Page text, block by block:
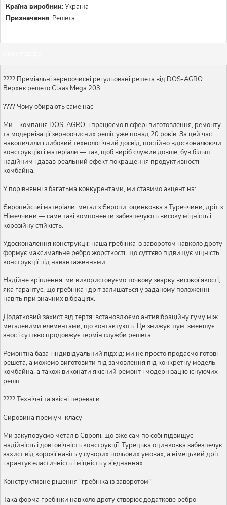
Країна виробник:Україна
Призначення: Решета
???? Преміальні зерноочисні регульовані решета від DOS-AGRO.
Верхнє решето Claas Mega 203.
???? Чому обирають саме нас
Ми – компанія DOS-AGRO, і працюємо в сфері виготовлення, ремонту
та модернізації зерноочисних решіт уже понад 20 років. За цей час
накопичили глибокий технологічний досвід, постійно вдосконалюючи
конструкцію і матеріали — так, щоб виріб служив довше, був більш
надійним і давав реальний ефект покращення продуктивності
комбайна.
У порівнянні з багатьма конкурентами, ми ставимо акцент на:
Європейські матеріали: метал з Європи, оцинковка з Туреччини, дріт з
Німеччини — саме такі компоненти забезпечують високу міцність і
корозійну стійкість.
Удосконалення конструкції: наша гребінка із заворотом навколо дроту
формує максимальне ребро жорсткості, що суттєво підвищує міцність
конструкції під навантаженнями.
Надійне кріплення: ми використовуємо точкову зварку високої якості,
яка гарантує, що гребінка і дріт залишаться у заданому положенні
навіть при значних вібраціях.
Додатковий захист від тертя: встановлюємо антивібраційну гуму між
металевими елементами, що контактують. Це знижує шум, зменшує
знос і суттєво продовжує термін служби решета.
Ремонтна база і індивідуальний підхід: ми не просто продаємо готові
решета, а можемо виготовити під замовлення під конкретну модель
комбайна, а також виконати якісний ремонт і модернізацію існуючих
решіт.
???? Технічні та якісні переваги
Сировина преміум-класу
Ми закуповуємо метал в Європі, що вже сам по собі підвищує
надійність і довговічність конструкції. Турецька оцинковка забезпечує
захист від корозії навіть у суворих польових умовах, а німецький дріт
гарантує еластичність і міцність у з’єднаннях.
Конструктивне рішення "гребінка із заворотом"
Така форма гребінки навколо дроту створює додаткове ребро